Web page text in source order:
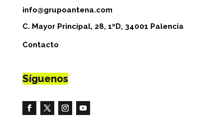
info@grupoantena.com
C. Mayor Principal, 28, 1ºD, 34001 Palencia
Contacto
Síguenos